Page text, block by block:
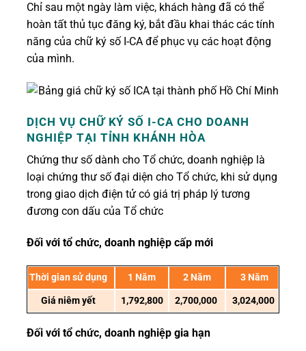
Chỉ sau một ngày làm việc, khách hàng đã có thể
hoàn tất thủ tục đăng ký, bắt đầu khai thác các tính
năng của chữ ký số I-CA để phục vụ các hoạt động
của mình.
DỊCH VỤ CHỮ KÝ SỐ I-CA CHO DOANH
NGHIỆP TẠI TỈNH KHÁNH HÒA
Chứng thư số dành cho Tổ chức, doanh nghiệp là
loại chứng thư số đại diện cho Tổ chức, khi sử dụng
trong giao dịch điện tử có giá trị pháp lý tương
đương con dấu của Tổ chức
Đối với tổ chức, doanh nghiệp cấp mới
Thời gian sử dụng 1 Năm 2 Năm
3 Năm
Giá niêm yết
1,792,800 2,700,000 3,024,000
Đối với tổ chức, doanh nghiệp gia hạn